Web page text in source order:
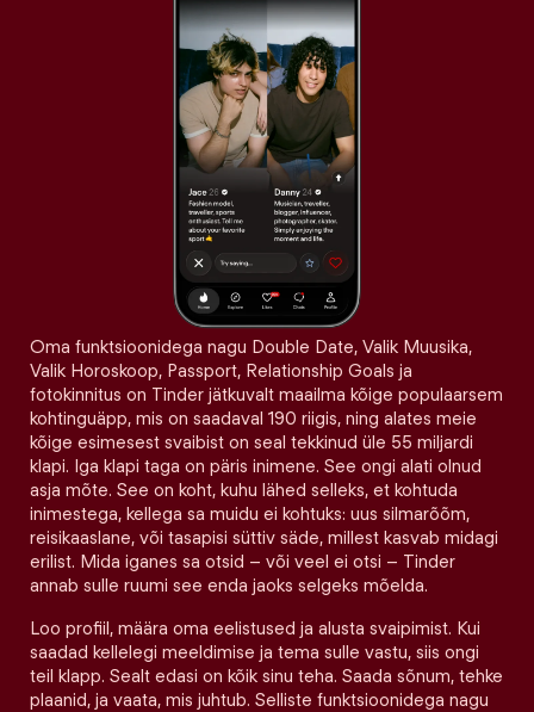
Oma funktsioonidega nagu Double Date, Valik Muusika,
Valik Horoskoop, Passport, Relationship Goals ja
fotokinnitus on Tinder jätkuvalt maailma kõige populaarsem
kohtinguäpp, mis on saadaval 190 riigis, ning alates meie
kõige esimesest svaibist on seal tekkinud üle 55 miljardi
klapi. Iga klapi taga on päris inimene. See ongi alati olnud
asja mõte. See on koht, kuhu lähed selleks, et kohtuda
inimestega, kellega sa muidu ei kohtuks: uus silmarõõm,
reisikaaslane, või tasapisi süttiv säde, millest kasvab midagi
erilist. Mida iganes sa otsid – või veel ei otsi – Tinder
annab sulle ruumi see enda jaoks selgeks mõelda.
Loo profiil, määra oma eelistused ja alusta svaipimist. Kui
saadad kellelegi meeldimise ja tema sulle vastu, siis ongi
teil klapp. Sealt edasi on kõik sinu teha. Saada sõnum, tehke
plaanid, ja vaata, mis juhtub. Selliste funktsioonidega nagu